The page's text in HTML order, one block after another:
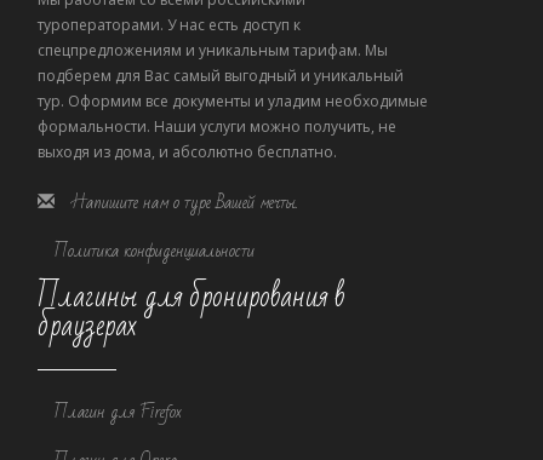
туроператорами. У нас есть доступ к
спецпредложениям и уникальным тарифам. Мы
подберем для Вас самый выгодный и уникальный
тур. Оформим все документы и уладим необходимые
формальности. Наши услуги можно получить, не
выходя из дома, и абсолютно бесплатно.
Напишите нам о туре Вашей мечты.
Политика конфиденциальности
Плагины для бронирования в
браузерах
Плагин для Firefox